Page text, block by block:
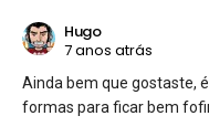
Hugo
7 anos atrás
Ainda bem que gostaste,
formas para ficar bem